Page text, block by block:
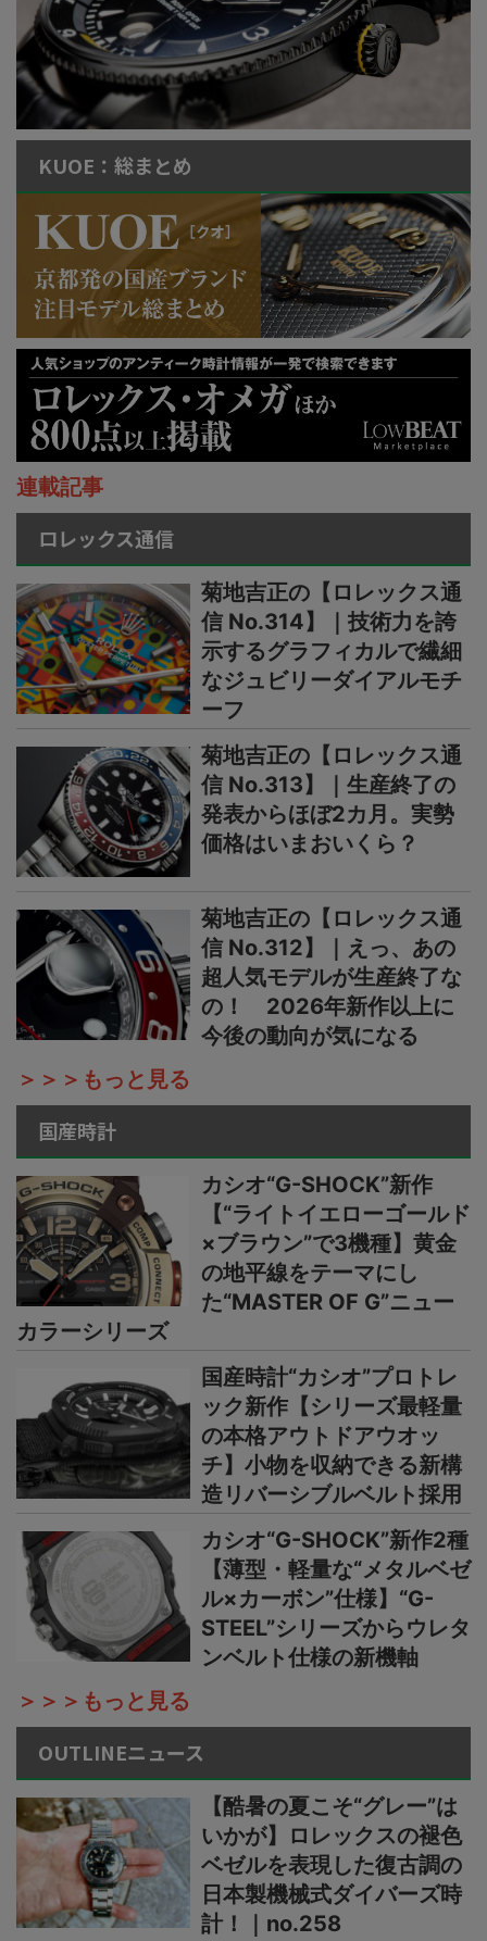
KUOE：総まとめ
連載記事
ロレックス通信
菊地吉正の【ロレックス通
信 No.314】｜技術力を誇
示するグラフィカルで繊細
なジュビリーダイアルモチ
ーフ
菊地吉正の【ロレックス通
信 No.313】｜生産終了の
発表からほぼ2カ月。実勢
価格はいまおいくら？
菊地吉正の【ロレックス通
信 No.312】｜えっ、あの
超人気モデルが生産終了な
の！ 2026年新作以上に
今後の動向が気になる
＞＞＞もっと見る
国産時計
カシオ“G-SHOCK”新作
【“ライトイエローゴールド
×ブラウン”で3機種】黄金
の地平線をテーマにし
た“MASTER OF G”ニュー
カラーシリーズ
国産時計“カシオ”プロトレ
ック新作【シリーズ最軽量
の本格アウトドアウオッ
チ】小物を収納できる新構
造リバーシブルベルト採用
カシオ“G-SHOCK”新作2種
【薄型・軽量な“メタルベゼ
ル×カーボン”仕様】“G-
STEEL”シリーズからウレタ
ンベルト仕様の新機軸
＞＞＞もっと見る
OUTLINEニュース
【酷暑の夏こそ“グレー”は
いかが】ロレックスの褪色
ベゼルを表現した復古調の
日本製機械式ダイバーズ時
計！｜no.258